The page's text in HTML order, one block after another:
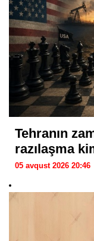
Tehranın
razılaşma
05 avqust 2026 20:46